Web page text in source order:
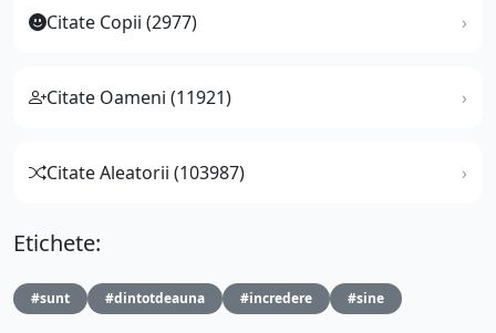
Citate Copii (2977)
Citate Oameni (11921)
Citate Aleatorii (103987)
Etichete:
#sunt #dintotdeauna #incredere #sine